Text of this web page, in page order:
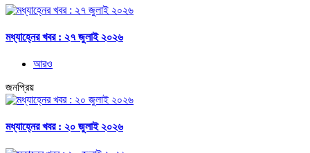
মধ্যাহ্নের খবর : ২৭ জুলাই ২০২৬
আরও
জনপ্রিয়
মধ্যাহ্নের খবর : ২০ জুলাই ২০২৬